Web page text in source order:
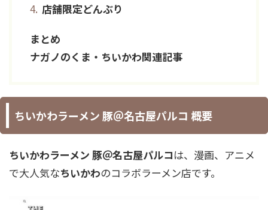
店舗限定どんぶり
まとめ
ナガノのくま・ちいかわ関連記事
ちいかわラーメン 豚＠名古屋パルコ 概要
ちいかわラーメン 豚＠名古屋パルコは、漫画、アニメ
で大人気なちいかわのコラボラーメン店です。